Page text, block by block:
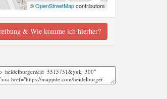
©OpenStreetMapcontributors
& Wie komme ich hierher?